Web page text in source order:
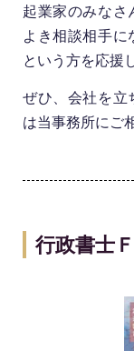
起業家のみなさ
よき相談相手に
という方を応援
ぜひ、会社を立
は当事務所にご
行政書士